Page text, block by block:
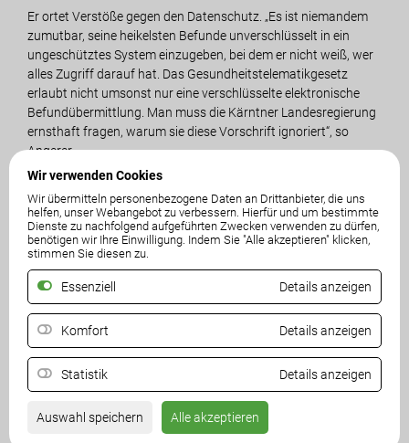
Wir verwenden Cookies
Wir übermitteln personenbezogene Daten an Drittanbieter, die uns
helfen, unser Webangebot zu verbessern. Hierfür und um bestimmte
Dienste zu nachfolgend aufgeführten Zwecken verwenden zu dürfen,
benötigen wir Ihre Einwilligung. Indem Sie "Alle akzeptieren" klicken,
stimmen Sie diesen zu.
Essenziell Details anzeigen
Komfort Details anzeigen
Statistik Details anzeigen
Auswahl speichern Alle akzeptieren
Er ortet Verstöße gegen den Datenschutz. „Es ist niemandem
zumutbar, seine heikelsten Befunde unverschlüsselt in ein
ungeschütztes System einzugeben, bei dem er nicht weiß, wer
alles Zugriff darauf hat. Das Gesundheitstelematikgesetz
erlaubt nicht umsonst nur eine verschlüsselte elektronische
Befundübermittlung. Man muss die Kärntner Landesregierung
ernsthaft fragen, warum sie diese Vorschrift ignoriert“, so
Angerer.
Die geplante Anonymisierung der Entscheidung verstoße krass
gegen die Patientencharta, zu deren Einhaltung sich das Land
Kärnten verpflichtet hat. In dessen Artikel 16 sei eindeutig
festgelegt, dass jeder Patient das Recht auf Aufklärung über
eine Behandlung und deren Risken hat. „Dieses Recht muss
umso mehr beachtet mehr, wenn die Behandlung, die Impfung,
nicht freiwillig, sondern zwangsweise erfolgt. Auch im
Ärztegesetz (§ 51) findet sich eine Verpflichtung zur
persönlichen ärztlichen Aufklärung“, betont Angerer.
„Üblicherweise wird der Patient vom Arzt seines Vertrauens
aufgeklärt, weil dieser seine Krankheitsgeschichte und alle
Impf-Ausschließungsgründe kennt. Das hat die